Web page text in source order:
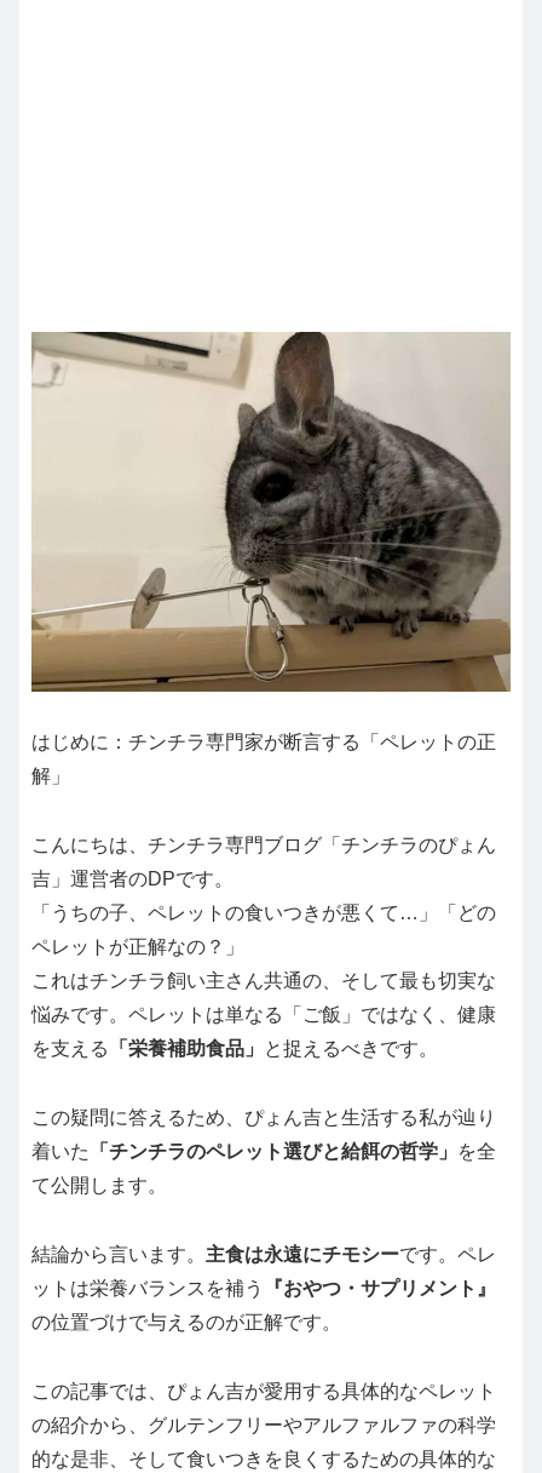
はじめに：チンチラ専門家が断言する「ペレットの正
解」
こんにちは、チンチラ専門ブログ「チンチラのぴょん
吉」運営者のDPです。
「うちの子、ペレットの食いつきが悪くて…」「どの
ペレットが正解なの？」
これはチンチラ飼い主さん共通の、そして最も切実な
悩みです。ペレットは単なる「ご飯」ではなく、健康
を支える
「栄養補助食品」 と捉えるべきです。
この疑問に答えるため、ぴょん吉と生活する私が辿り
着いた
「チンチラのペレット選びと給餌の哲学」
を全
て公開します。
結論から言います。 主食は永遠にチモシーです。ペレ
ットは栄養バランスを補う
『おやつ・サプリメント』
の位置づけで与えるのが正解です。
この記事では、ぴょん吉が愛用する具体的なペレット
の紹介から、グルテンフリーやアルファルファの科学
的な是非、そして食いつきを良くするための具体的な